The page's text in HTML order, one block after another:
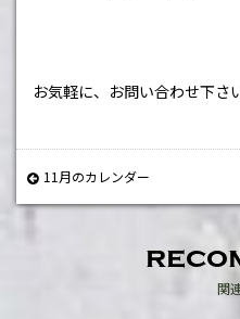
お気軽に、お問い合わせ下さ
11月のカレンダー
関